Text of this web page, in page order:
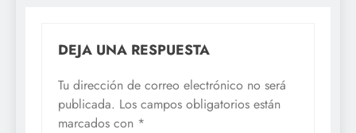
DEJA UNA RESPUESTA
Tu dirección de correo electrónico no será
publicada. Los campos obligatorios están
marcados con *